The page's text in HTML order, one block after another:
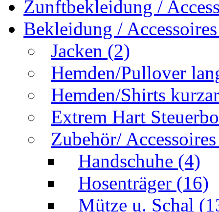
Zunftbekleidung /
Bekleidung /
Jacken (2)
Hemden/Pullover
Hemden/Shirts
Extrem Hart
Zubehör/
Handschuhe (4)
Hosenträger (16)
Mütze u. Schal